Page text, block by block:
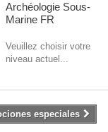
Archéologie Sous-
Marine FR
Veuillez choisir votre
niveau actuel...
especiales